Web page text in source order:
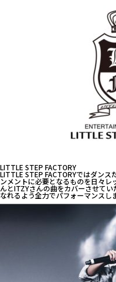
LITTLE STEP FACTORY
LITTLE STEP FACTORYではダン
ンメントに必要となるものを日々
んとITZYさんの曲をカバーさせて
なれるよう全力でパフォーマンスし